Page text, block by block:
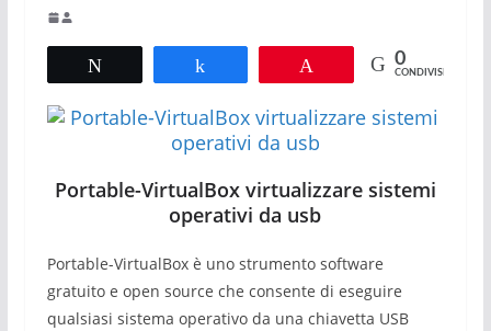
0
CONDIVISIONI
Portable-VirtualBox virtualizzare sistemi
operativi da usb
Portable-VirtualBox è uno strumento software
gratuito e open source che consente di eseguire
qualsiasi sistema operativo da una chiavetta USB